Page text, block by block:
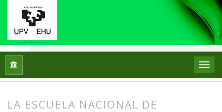
Inicio
LA ESCUELA NACIONAL DE